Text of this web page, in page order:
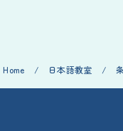
Home / 日本語教室 /